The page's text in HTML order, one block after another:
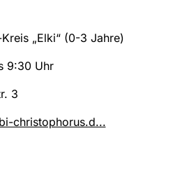
„Elki“ (0-3 Jahre)
9:30 Uhr
3
christophorus.d...